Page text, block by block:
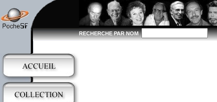
RECHERCHE PAR NOM